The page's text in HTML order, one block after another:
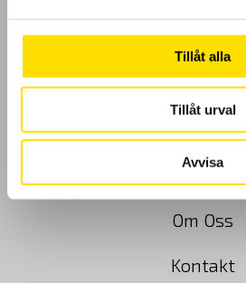
Tillåt alla
Tillåt urval
Avvisa
Köpvillkor
Cookies
Klagomål
Om Oss
Kontakt